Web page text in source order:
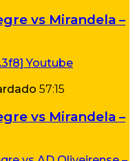
vs Mirandela –
57:15
vs Mirandela –